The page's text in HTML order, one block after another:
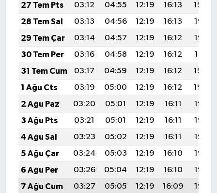
27 Tem Pts
03:12 04:55 12:19 16:13
19:34
28 Tem Sal
03:13 04:56 12:19 16:13
19:33
29 Tem Çar
03:14 04:57 12:19 16:12
19:32
30 Tem Per
03:16 04:58 12:19 16:12
19:31
31 Tem Cum
03:17 04:59 12:19 16:12
19:30
1 Ağu Cts
03:19 05:00 12:19 16:12
19:29
2 Ağu Paz
03:20 05:01 12:19 16:11
19:28
3 Ağu Pts
03:21 05:01 12:19 16:11
19:27
4 Ağu Sal
03:23 05:02 12:19 16:11
19:26
5 Ağu Çar
03:24 05:03 12:19 16:10
19:25
6 Ağu Per
03:26 05:04 12:19 16:10
19:23
7 Ağu Cum
03:27 05:05 12:19 16:09
19:22